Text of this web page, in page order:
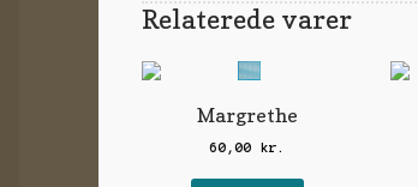
Relaterede varer
Margrethe
60,00 kr.